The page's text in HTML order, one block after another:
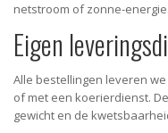
netstroom of zonne-energie.
Eigen
Alle bestellingen leveren
of met een koerierdienst.
gewicht en de